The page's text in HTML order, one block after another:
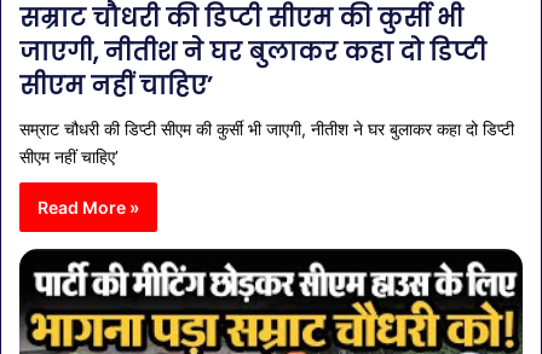
सम्राट चौधरी की डिप्टी सीएम की कुर्सी भी
जाएगी, नीतीश ने घर बुलाकर कहा दो डिप्टी
सीएम नहीं चाहिए’
सम्राट चौधरी की डिप्टी सीएम की कुर्सी भी जाएगी, नीतीश ने घर बुलाकर कहा दो डिप्टी
सीएम नहीं चाहिए’
Read More »